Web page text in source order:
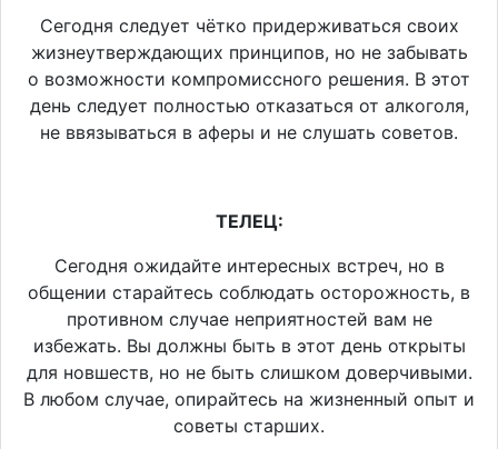
Сегодня следует чётко придерживаться своих
жизнеутверждающих принципов, но не забывать
о возможности компромиссного решения. В этот
день следует полностью отказаться от алкоголя,
не ввязываться в аферы и не слушать советов.
ТЕЛЕЦ:
Сегодня ожидайте интересных встреч, но в
общении старайтесь соблюдать осторожность, в
противном случае неприятностей вам не
избежать. Вы должны быть в этот день открыты
для новшеств, но не быть слишком доверчивыми.
В любом случае, опирайтесь на жизненный опыт и
советы старших.